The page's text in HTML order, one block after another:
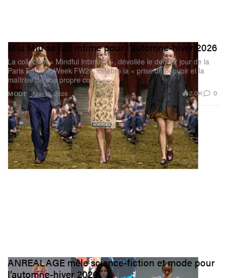
MODE
Miu Miu se fait intime pour l’automne-hiver 2026
La collection « Mindful Intimacy », dévoilée le dernier jour de la
Paris Fashion Week FW26, célèbre la « prise de pouvoir et la
maîtrise de son propre corps ».
Mar 10, 2026 2.0K 0
ANREALAGE mêle science-fiction et mode pour
l’automne-hiver 2026